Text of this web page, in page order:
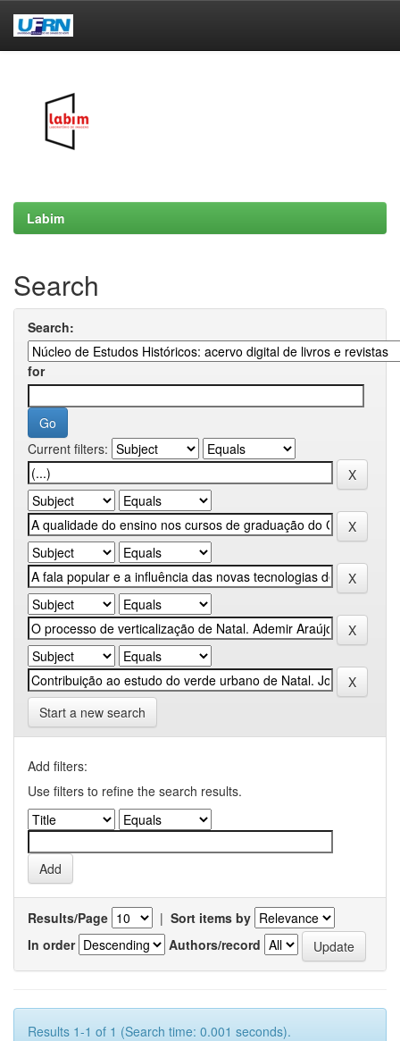
Labim
Search
Search:
for
Current filters:
Start a new search
Add filters:
Use filters to refine the search results.
Results/Page | Sort items by
In order
Authors/record
Results 1-1 of 1 (Search time: 0.001 seconds).